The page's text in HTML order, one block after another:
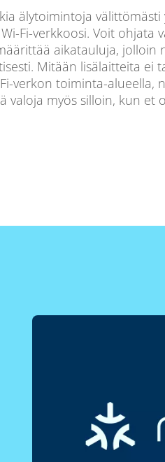
älytoimintoja
Fi-verkkoosi. Voit ohjata
aikatauluja, jolloin
Mitään lisälaitteita ei
verkon toiminta-alueella,
valoja myös silloin, kun et